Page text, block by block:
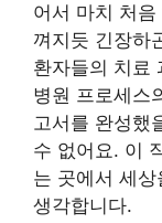
어서 마치 처
껴지듯 긴장하
환자들의 치료
병원 프로세스
고서를 완성했
수 없어요. 이
는 곳에서 세상
생각합니다.